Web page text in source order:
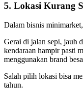
5. Lokasi Kurang
Dalam bisnis
Gerai di jalan sepi, jauh
kendaraan hampir pasti
menggunakan brand
Salah pilih lokasi bisa
tahun.